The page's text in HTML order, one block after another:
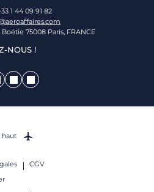
1 44 09 91 82
75008 Paris, FRANCE
NOUS !
CGV
haut